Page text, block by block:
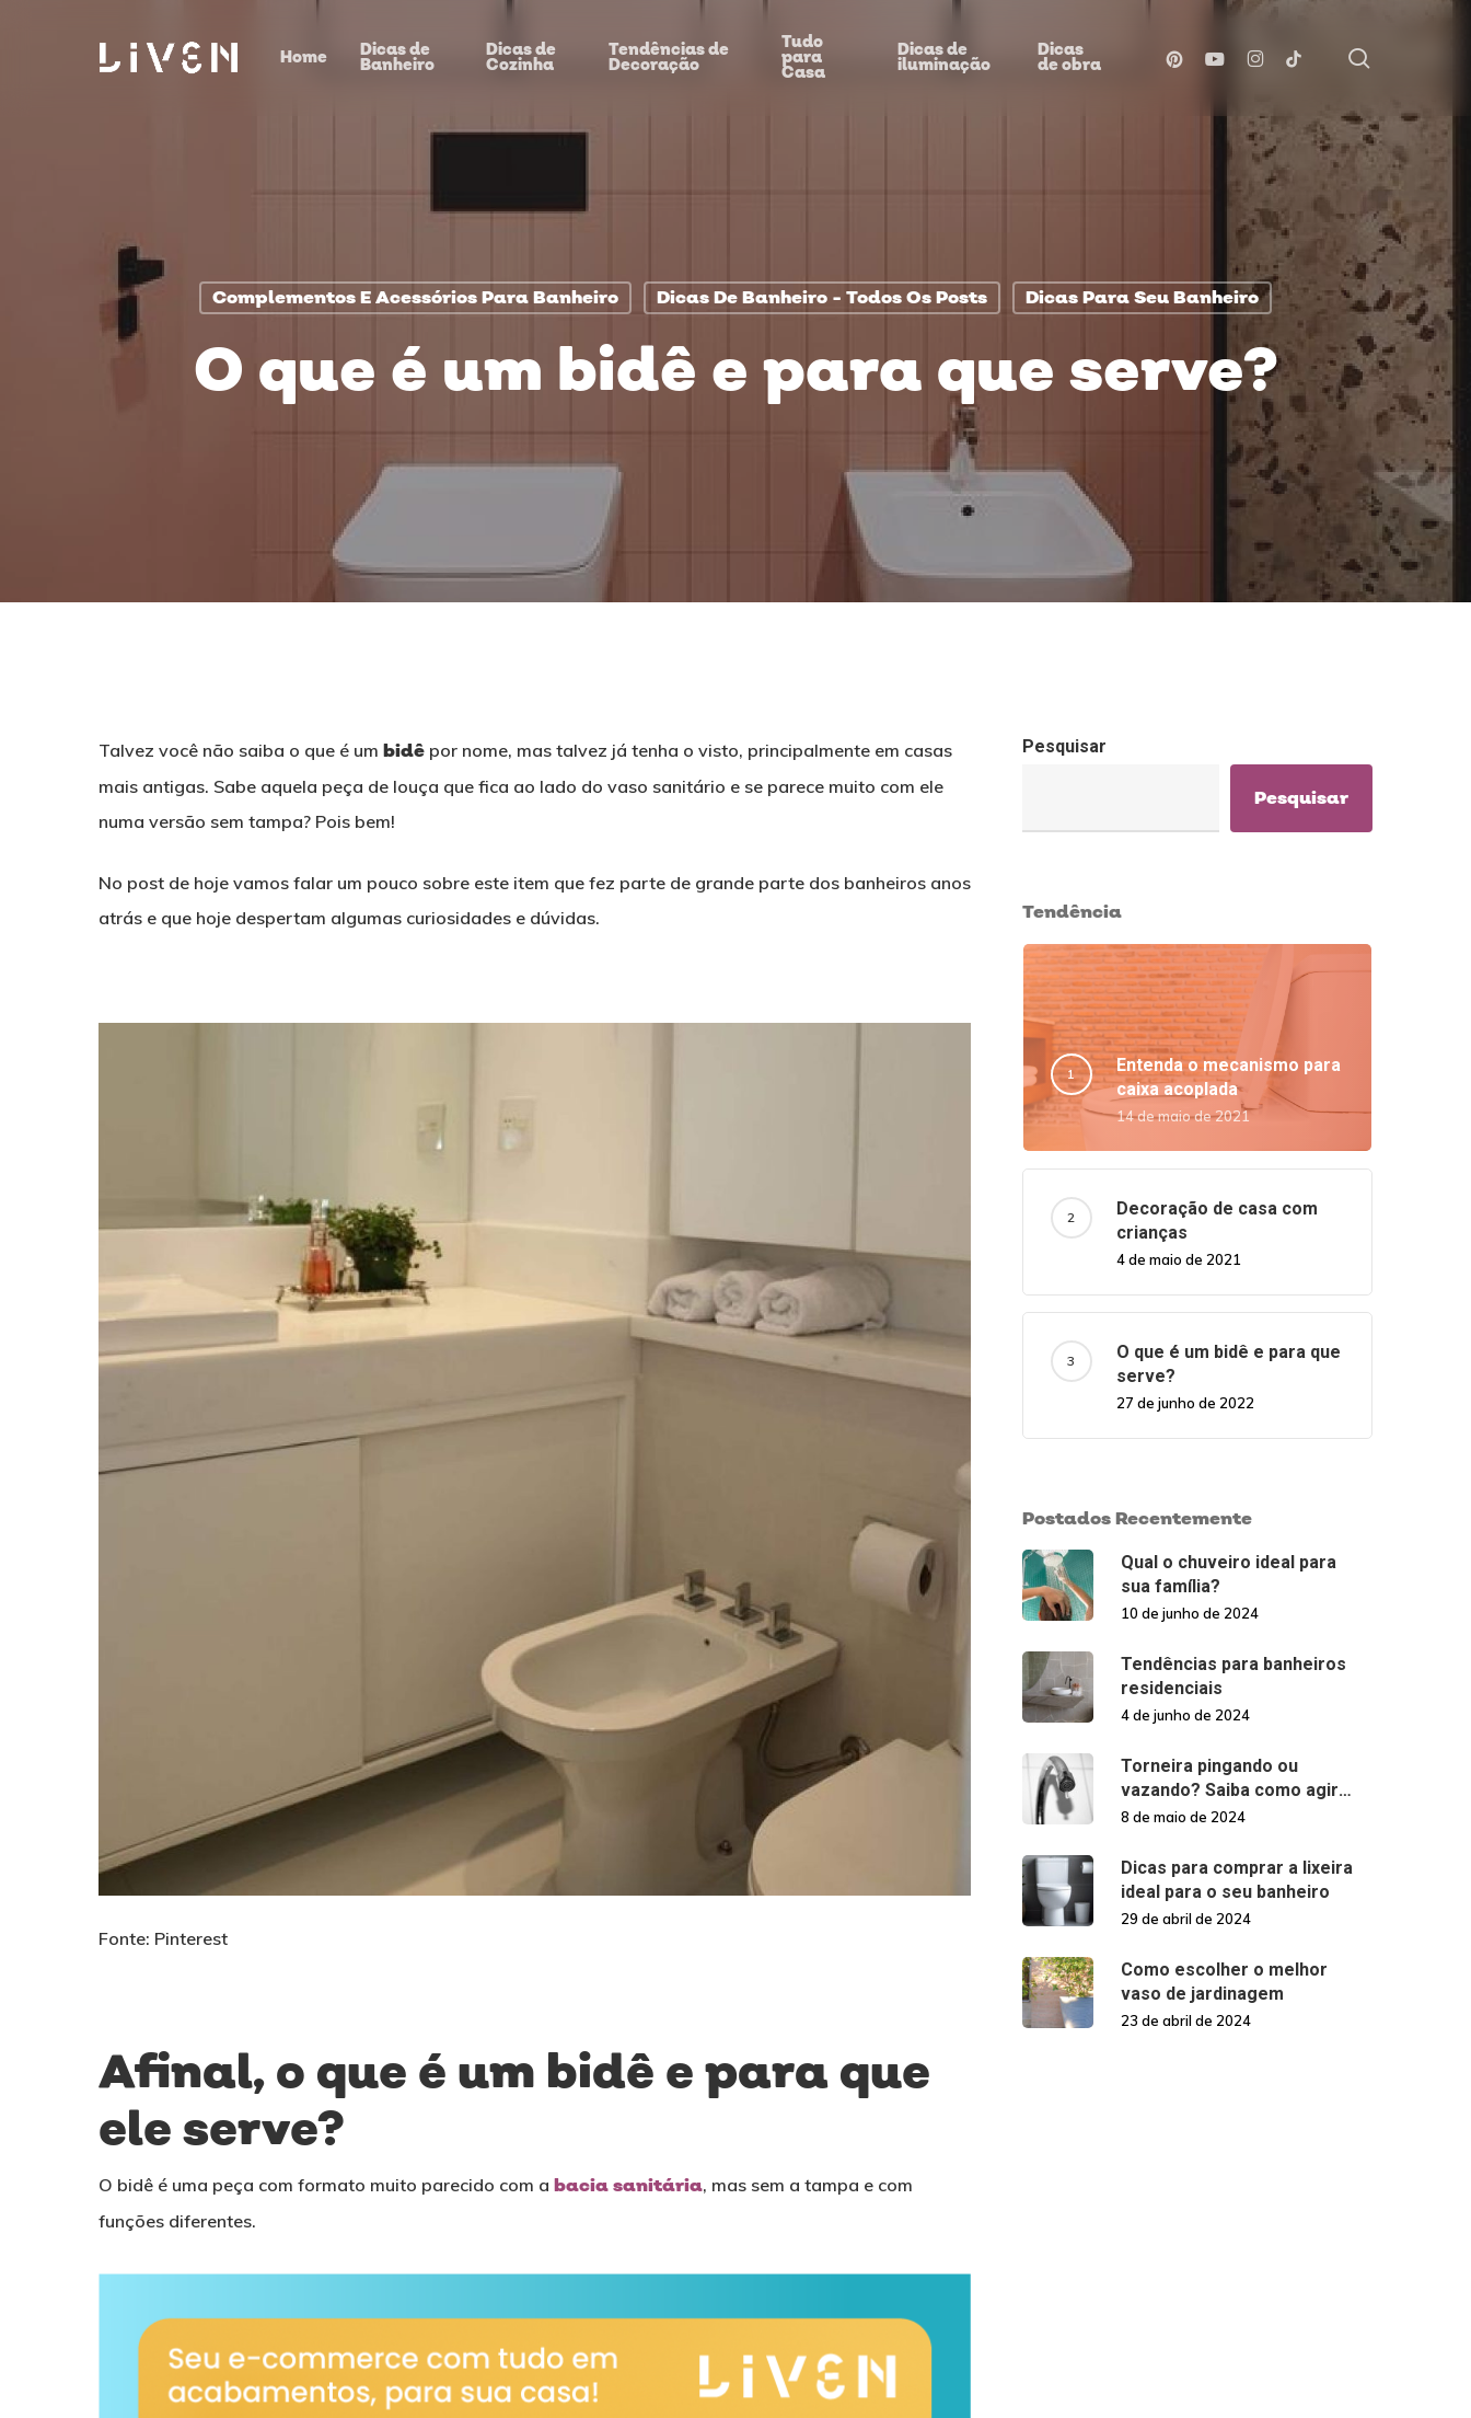
Pressione ENTER para pesquisar ou ESC para fechar
Home Dicas de
Banheiro
Dicas de
Cozinha
Tendências de
Decoração
Tudo
para
Casa
Dicas de
iluminação
Dicas
de obra pinterestyoutubeinstagram
tiktok
Complementos E Acessórios Para Banheiro Dicas De Banheiro - Todos Os Posts Dicas Para Seu Banheiro
O que é um bidê e para que serve?
Talvez você não saiba o que é umbidê por nome, mas talvez já tenha o visto, principalmente em casas
mais antigas. Sabe aquela peça de louça que fica ao lado do vaso sanitário e se parece muito com ele
numa versão sem tampa? Pois bem!
No post de hoje vamos falar um pouco sobre este item que fez parte de grande parte dos banheiros anos
atrás e que hoje despertam algumas curiosidades e dúvidas.
Fonte: Pinterest
Afinal, o que é um bidê e para que
ele serve?
O bidê é uma peça com formato muito parecido com abacia sanitária, mas sem a tampa e com
funções diferentes.
Pesquisar
Pesquisar
Tendência
Entenda o mecanismo para
caixa acoplada
14 de maio de 2021
Decoração de casa com
crianças
4 de maio de 2021
O que é um bidê e para que
serve?
27 de junho de 2022
Postados Recentemente
Qual o chuveiro ideal para
sua família?
10 de junho de 2024
Tendências para banheiros
residenciais
4 de junho de 2024
Torneira pingando ou
vazando? Saiba como agir
nessas situações!
8 de maio de 2024
Dicas para comprar a lixeira
ideal para o seu banheiro
29 de abril de 2024
Como escolher o melhor
vaso de jardinagem
23 de abril de 2024